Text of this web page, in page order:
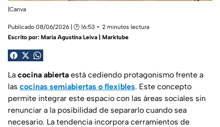
|Canva
Publicado 08/06/2026 | 🕑 16:53
2 minutos lectura
Escrito por: María Agustina Leiva | Marktube
La cocina abierta está cediendo protagonismo frente a
las cocinas semiabiertas o flexibles. Este concepto
permite integrar este espacio con las áreas sociales sin
renunciar a la posibilidad de separarlo cuando sea
necesario. La tendencia incorpora cerramientos de